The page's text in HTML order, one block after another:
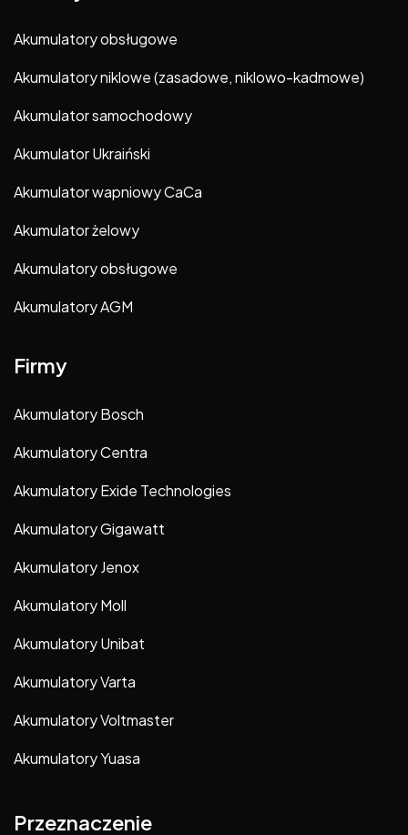
Akumulatory obsługowe
Akumulatory niklowe (zasadowe, niklowo-kadmowe)
Akumulator samochodowy
Akumulator Ukraiński
Akumulator wapniowy CaCa
Akumulator żelowy
Akumulatory obsługowe
Akumulatory AGM
Firmy
Akumulatory Bosch
Akumulatory Centra
Akumulatory Exide Technologies
Akumulatory Gigawatt
Akumulatory Jenox
Akumulatory Moll
Akumulatory Unibat
Akumulatory Varta
Akumulatory Voltmaster
Akumulatory Yuasa
Przeznaczenie